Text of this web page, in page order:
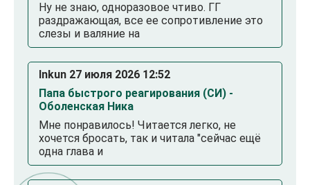
Ну не знаю, одноразовое чтиво. ГГ
раздражающая, все ее сопротивление это
слезы и валяние на
Inkun 27 июля 2026 12:52
Папа быстрого реагирования (СИ) -
Оболенская Ника
Мне понравилось! Читается легко, не
хочется бросать, так и читала "сейчас ещё
одна глава и